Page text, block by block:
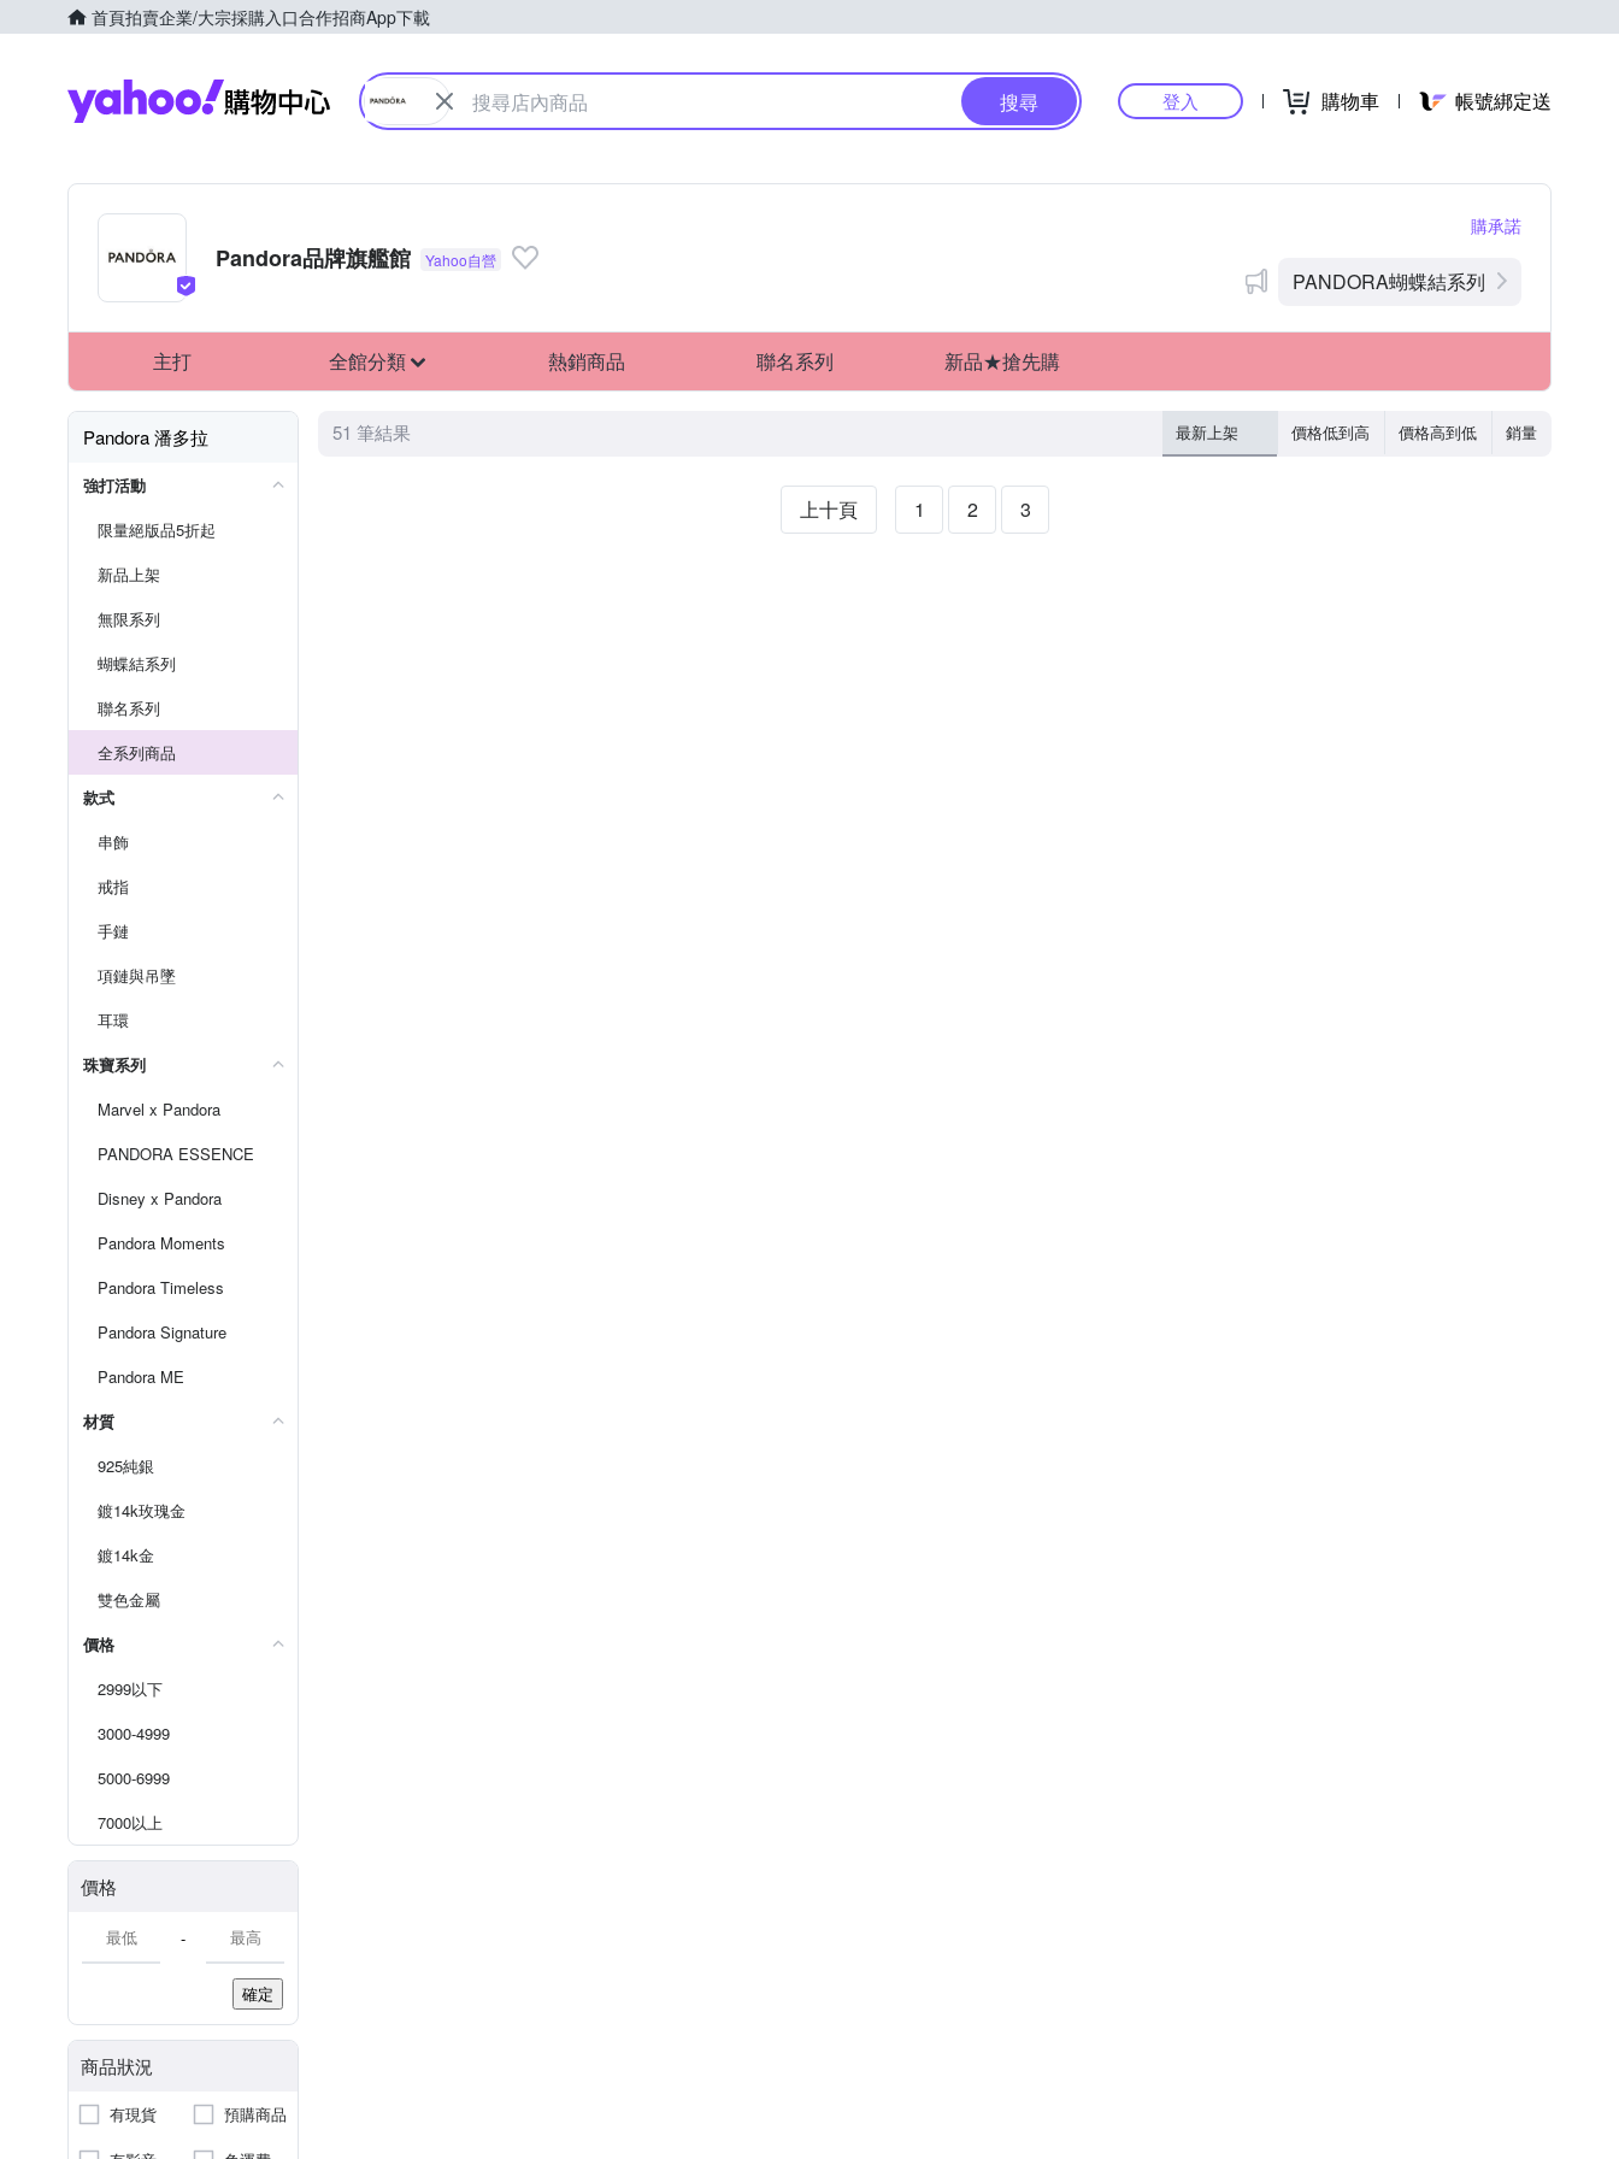
首頁拍賣企業/大宗採購入口合作招商App下載
Yahoo購物中心
搜尋 登入 購物車 帳號綁定送
Pandora品牌旗艦館
購承諾
PANDORA蝴蝶結系列
主打 全館分類 熱銷商品 聯名系列 新品★搶先購
Pandora 潘多拉
強打活動
限量絕版品5折起
新品上架
無限系列
蝴蝶結系列
聯名系列
全系列商品
款式
串飾
戒指
手鏈
項鏈與吊墜
耳環
珠寶系列
Marvel x Pandora
PANDORA ESSENCE
Disney x Pandora
Pandora Moments
Pandora Timeless
Pandora Signature
Pandora ME
材質
925純銀
鍍14k玫瑰金
鍍14k金
雙色金屬
價格
2999以下
3000-4999
5000-6999
7000以上
價格
-
確定
商品狀況
有現貨
預購商品
51 筆結果 最新上架 價格低到高 價格高到低 銷量
上十頁 1 2 3